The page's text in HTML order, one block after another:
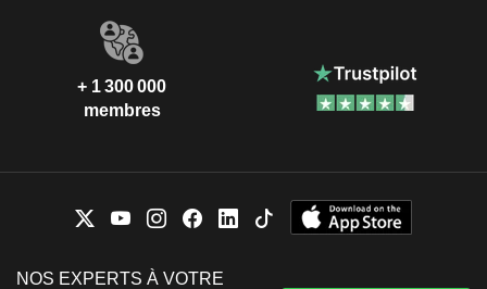
+ 1 300 000
membres
NOS EXPERTS À VOTRE